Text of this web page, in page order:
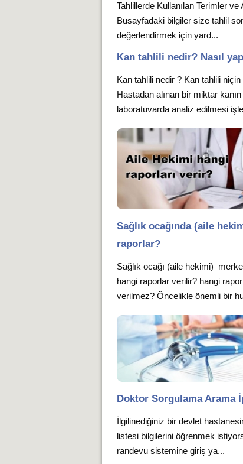
Tahlillerde Kullanılan Terimler ve
Busayfadaki bilgiler size tahlil
değerlendirmek için yard...
Kan tahlili nedir? Nasıl
Kan tahlili nedir ? Kan tahlili niçin
Hastadan alınan bir miktar kanın
laboratuvarda analiz edilmesi
Sağlık ocağında (aile
raporlar?
Sağlık ocağı (aile hekimi)
hangi raporlar verilir? hangi
verilmez? Öncelikle önemli bir
Doktor Sorgulama Arama
İlgilinediğiniz bir devlet
listesi bilgilerini öğrenmek
randevu sistemine giriş ya...